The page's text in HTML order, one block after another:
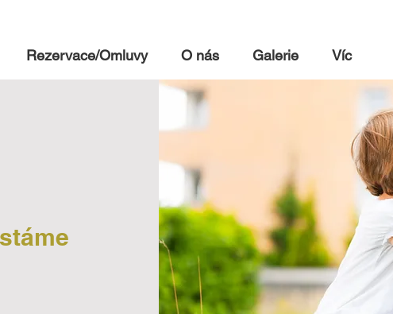
Rezervace/Omluvy O nás Galerie Víc